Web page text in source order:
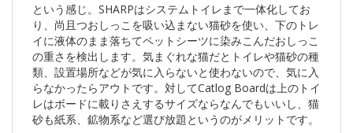
という感じ。SHARPはシステムトイレまで一体化してお
り、尚且つおしっこを吸い込まない猫砂を使い、下のトレ
イに液体のまま落ちてペットシーツに染みこんだおしっこ
の重さを検出します。気まぐれな猫だとトイレや猫砂の種
類、設置場所などが気に入らないと使わないので、気に入
らなかったらアウトです。対してCatlog Boardは上のトイ
レはボードに載りさえするサイズならなんでもいいし、猫
砂も紙系、鉱物系など選び放題というのがメリットです。